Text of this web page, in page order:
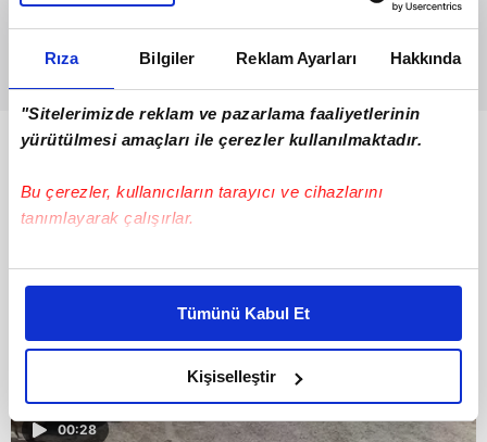
Rıza Bilgiler Reklam Ayarları Hakkında
"Sitelerimizde reklam ve pazarlama faaliyetlerinin
yürütülmesi amaçları ile çerezler kullanılmaktadır.
Bu çerezler, kullanıcıların tarayıcı ve cihazlarını
tanımlayarak çalışırlar.
Bu çerezlere izin vermeniz halinde sizlere özel
daha iyi reklam deneyimi yaşatabiliriz. Bunu yaparken
amacımızın size daha iyi bir reklam deneyimi sunmak
olduğunu ve sizlere en iyi içerikleri sunabilmek adına
elimizden gelen çabayı gösterdiğimizi ve bu noktada,
reklamların maliyetlerimizi karşılamak noktasında tek gelir
Tümünü Kabul Et
Kişiselleştir
Bunlar da Var
00:28